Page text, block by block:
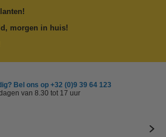
morgen in huis!
Bel ons op +32 (0)9 39 64 123
van 8.30 tot 17 uur